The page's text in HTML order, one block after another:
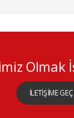
Olmak
İLETİŞİME GEÇ